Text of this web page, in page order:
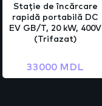
Stație de încărcare
rapidă portabilă DC
EV GB/T, 20 kW, 400V
(Trifazat)
33000 MDL